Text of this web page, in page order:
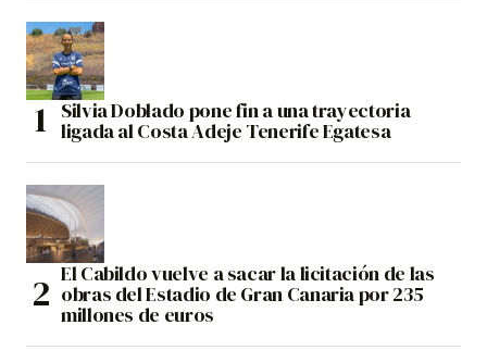
Silvia Doblado pone fin a una trayectoria
ligada al Costa Adeje Tenerife Egatesa
El Cabildo vuelve a sacar la licitación de las
obras del Estadio de Gran Canaria por 235
millones de euros